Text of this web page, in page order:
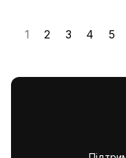
1 2 3 4 5